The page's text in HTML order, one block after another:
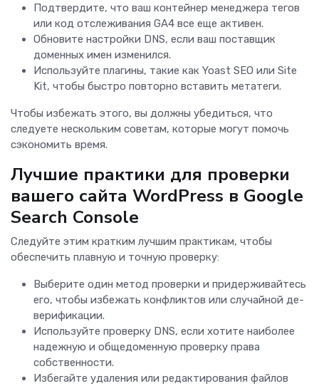
Подтвердите, что ваш контейнер менеджера тегов
или код отслеживания GA4 все еще активен.
Обновите настройки DNS, если ваш поставщик
доменных имен изменился.
Используйте плагины, такие как Yoast SEO или Site
Kit, чтобы быстро повторно вставить метатеги.
Чтобы избежать этого, вы должны убедиться, что
следуете нескольким советам, которые могут помочь
сэкономить время.
Лучшие практики для проверки
вашего сайта WordPress в Google
Search Console
Следуйте этим кратким лучшим практикам, чтобы
обеспечить плавную и точную проверку:
Выберите один метод проверки и придерживайтесь
его, чтобы избежать конфликтов или случайной де-
верификации.
Используйте проверку DNS, если хотите наиболее
надежную и общедоменную проверку права
собственности.
Избегайте удаления или редактирования файлов